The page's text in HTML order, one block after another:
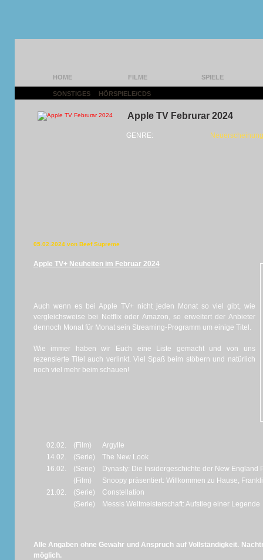
HOME FILME SPIELE
SONSTIGES HÖRSPIELE/CDS
Apple TV Februrar 2024
GENRE:
05.02.2024 von Beef Supreme
Apple TV+ Neuheiten im Februar 2024
Auch wenn es bei Apple TV+ nicht jeden Monat so viel gibt, wie
vergleichsweise bei Netflix oder Amazon, so erweitert der Anbieter
dennoch Monat für Monat sein Streaming-Programm um einige Titel.
Wie immer haben wir Euch eine Liste gemacht und von uns
rezensierte Titel auch verlinkt. Viel Spaß beim stöbern und natürlich
noch viel mehr beim schauen!
02.02. (Film)
Argylle
14.02.
(Serie)
The New Look
16.02.
(Serie)
Dynasty: Die Insidergeschichte der New England
(Film)
Snoopy präsentiert: Willkommen zu Hause,
21.02.
(Serie)
Constellation
(Serie)
Messis Weltmeisterschaft: Aufstieg einer Legende
Alle Angaben ohne Gewähr und Anspruch auf Vollständigkeit.
möglich.